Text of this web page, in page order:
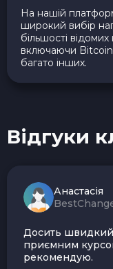
На нашій
широкий вибір
більшості
включаючи
багато інших.
Відгуки
Анастасія
Досить
приємним
рекомендую.